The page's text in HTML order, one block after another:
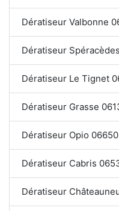
Dératiseur Valbonne
Dératiseur
Dératiseur Le Tignet
Dératiseur Grasse
Dératiseur Opio 06650
Dératiseur Cabris
Dératiseur